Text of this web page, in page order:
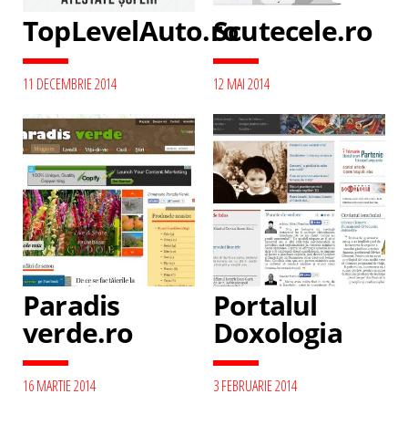
TopLevelAuto.ro
11 DECEMBRIE 2014
Scutecele.ro
12 MAI 2014
Paradis
verde.ro
16 MARTIE 2014
Portalul
Doxologia
3 FEBRUARIE 2014